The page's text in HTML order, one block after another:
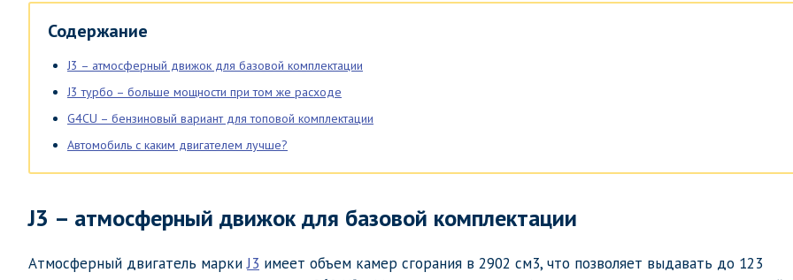
Содержание
J3 – атмосферный движок для базовой комплектации
J3 турбо – больше мощности при том же расходе
G4CU – бензиновый вариант для топовой комплектации
Автомобиль с каким двигателем лучше?
J3 – атмосферный движок для базовой комплектации
Атмосферный двигатель маркиJ3 имеет объем камер сгорания в 2902 см3, что позволяет выдавать до 123